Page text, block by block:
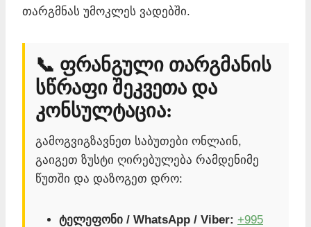
თარგმნას უმოკლეს ვადებში.
📞 ფრანგული თარგმანის
სწრაფი შეკვეთა და
კონსულტაცია:
გამოგვიგზავნეთ საბუთები ონლაინ,
გაიგეთ ზუსტი ღირებულება რამდენიმე
წუთში და დაზოგეთ დრო:
ტელეფონი / WhatsApp / Viber: +995